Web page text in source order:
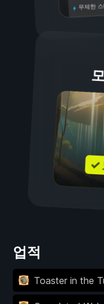
무제한
✓
업적
Toaster in the